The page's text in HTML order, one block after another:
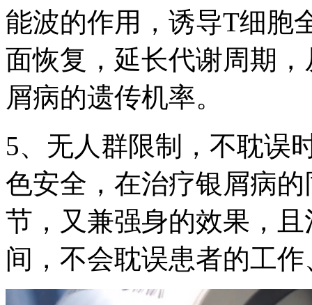
能波的作用，诱导T细胞
面恢复，延长代谢周期
屑病的遗传机率。
5、无人群限制，不耽误
色安全，在治疗银屑病
节，又兼强身的效果，
间，不会耽误患者的工